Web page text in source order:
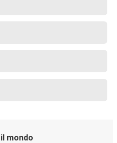
mondo